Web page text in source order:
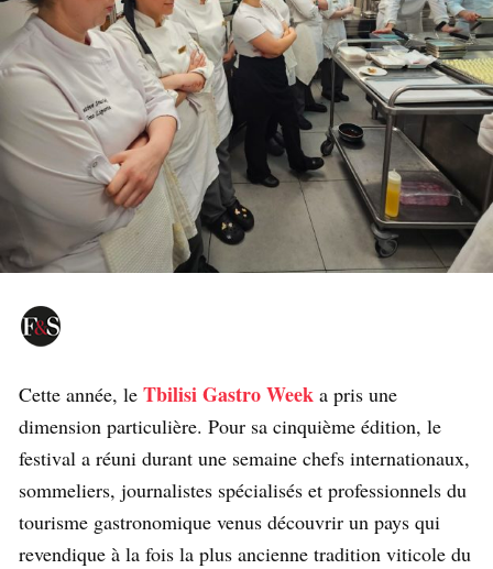
Cette année, le Tbilisi Gastro Week a pris une
dimension particulière. Pour sa cinquième édition, le
festival a réuni durant une semaine chefs internationaux,
sommeliers, journalistes spécialisés et professionnels du
tourisme gastronomique venus découvrir un pays qui
revendique à la fois la plus ancienne tradition viticole du